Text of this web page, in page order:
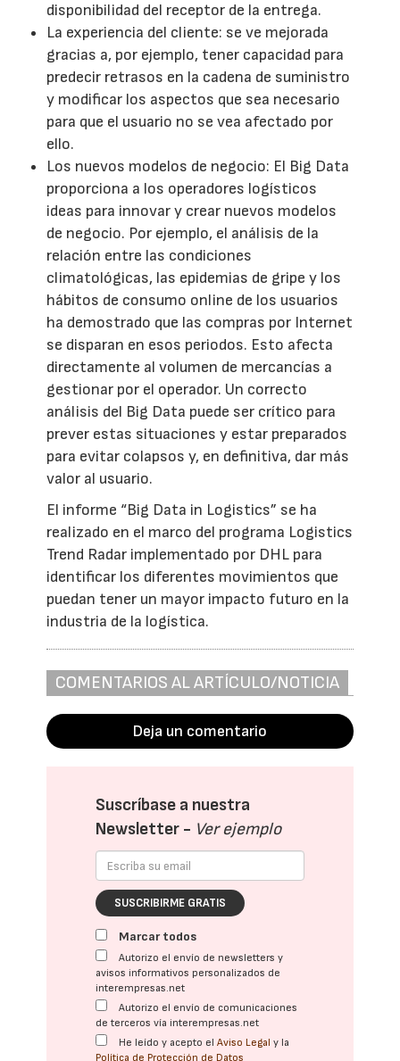
disponibilidad del receptor de la entrega.
La experiencia del cliente: se ve mejorada
gracias a, por ejemplo, tener capacidad para
predecir retrasos en la cadena de suministro
y modificar los aspectos que sea necesario
para que el usuario no se vea afectado por
ello.
Los nuevos modelos de negocio: El Big Data
proporciona a los operadores logísticos
ideas para innovar y crear nuevos modelos
de negocio. Por ejemplo, el análisis de la
relación entre las condiciones
climatológicas, las epidemias de gripe y los
hábitos de consumo online de los usuarios
ha demostrado que las compras por Internet
se disparan en esos periodos. Esto afecta
directamente al volumen de mercancías a
gestionar por el operador. Un correcto
análisis del Big Data puede ser crítico para
prever estas situaciones y estar preparados
para evitar colapsos y, en definitiva, dar más
valor al usuario.
El informe “Big Data in Logistics” se ha
realizado en el marco del programa Logistics
Trend Radar implementado por DHL para
identificar los diferentes movimientos que
puedan tener un mayor impacto futuro en la
industria de la logística.
COMENTARIOS AL ARTÍCULO/NOTICIA
Deja un comentario
Suscríbase a nuestra
Newsletter - Ver ejemplo
SUSCRIBIRME GRATIS
Marcar todos
Autorizo el envío de newsletters y
avisos informativos personalizados de
interempresas.net
Autorizo el envío de comunicaciones
de terceros vía interempresas.net
He leído y acepto elAviso Legal y la
Política de Protección de Datos